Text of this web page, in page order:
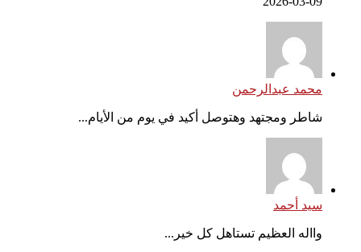
محمد عبدالرحمن
شاطر ومجتهد وهتوصل أكيد في يوم من الأيام...
سيد أحمد
وااله العظيم تستاهل كل خير...